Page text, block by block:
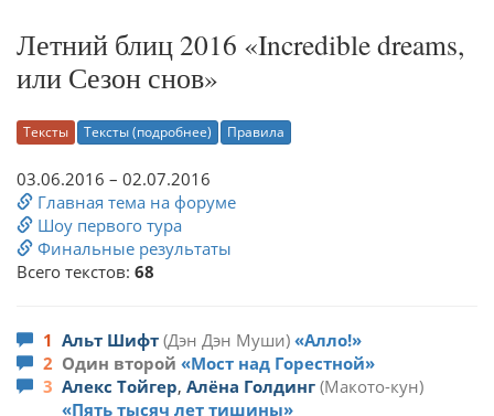
Летний блиц 2016 «Incredible dreams,
или Сезон снов»
Тексты Тексты (подробнее) Правила
03.06.2016 – 02.07.2016
Главная тема на форуме
Шоу первого тура
Финальные результаты
Всего текстов: 68
1 Альт Шифт Дэн Дэн Муши
Алло!
2 Один второй
Мост над Горестной
3 Алекс Тойгер, Алёна Голдинг Макото-кун
Пять тысяч лет тишины